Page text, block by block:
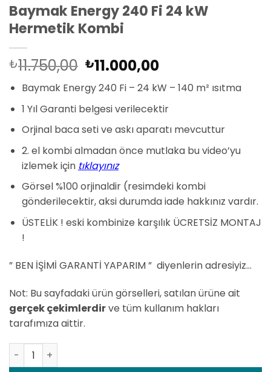
Baymak Energy 240 Fi 24 kW
Hermetik Kombi
₺11.750,00 Orijinal
fiyat:
₺11.750,00.
₺11.000,00Şu
andaki
fiyat:
₺11.000,00.
Baymak Energy 240 Fi – 24 kW – 140 m² ısıtma
1 Yıl Garanti belgesi verilecektir
Orjinal baca seti ve askı aparatı mevcuttur
2. el kombi almadan önce mutlaka bu video’yu
izlemek için tıklayınız
Görsel %100 orjinaldir (resimdeki kombi
gönderilecektir, aksi durumda iade hakkınız vardır.
ÜSTELİK ! eski kombinize karşılık ÜCRETSİZ MONTAJ
!
” BEN İŞİMİ GARANTİ YAPARIM ” diyenlerin adresiyiz…
Not: Bu sayfadaki ürün görselleri, satılan ürüne ait
gerçek çekimlerdirve tüm kullanım hakları
tarafımıza aittir.
Baymak Energy 240 Fi 24 kW Hermetik Kombi adet